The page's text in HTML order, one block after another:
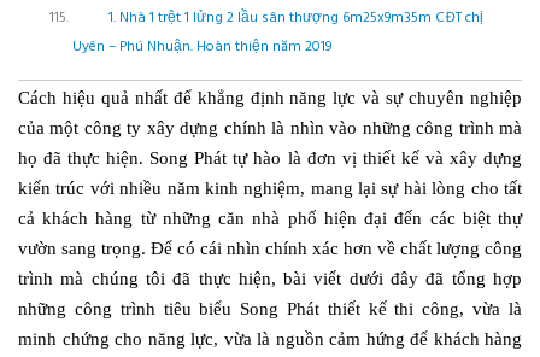
1. Nhà 1 trệt 1 lửng 2 lầu sân thượng 6m25x9m35m CĐT chị
Uyên – Phú Nhuận. Hoàn thiện năm 2019
Cách hiệu quả nhất để khẳng định năng lực và sự chuyên nghiệp
của một công ty xây dựng chính là nhìn vào những công trình mà
họ đã thực hiện. Song Phát tự hào là đơn vị thiết kế và xây dựng
kiến trúc với nhiều năm kinh nghiệm, mang lại sự hài lòng cho tất
cả khách hàng từ những căn nhà phố hiện đại đến các biệt thự
vườn sang trọng. Để có cái nhìn chính xác hơn về chất lượng công
trình mà chúng tôi đã thực hiện, bài viết dưới đây đã tổng hợp
những công trình tiêu biểu Song Phát thiết kế thi công, vừa là
minh chứng cho năng lực, vừa là nguồn cảm hứng để khách hàng